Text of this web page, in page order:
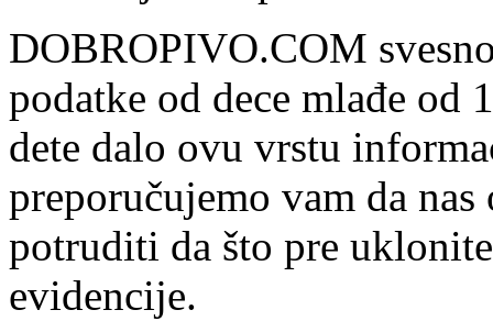
DOBROPIVO.COM
podatke od dece mlađe od
dete dalo ovu vrstu
preporučujemo vam da
potruditi da što pre
evidencije.